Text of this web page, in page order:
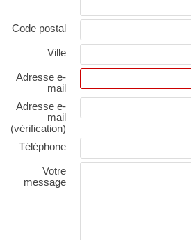
Code postal
Ville
Adresse e-
mail
Adresse e-
mail
(vérification)
Téléphone
Votre
message